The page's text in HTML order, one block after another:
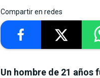
Compartir en redes
Un hombre de 21 años